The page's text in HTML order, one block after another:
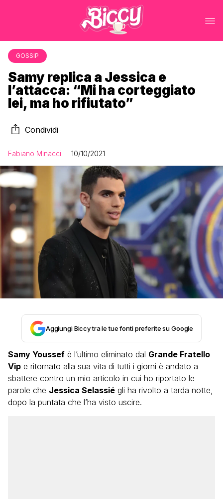
GOSSIP
Samy replica a Jessica e
l’attacca: “Mi ha corteggiato
lei, ma ho rifiutato”
Condividi
Fabiano Minacci 10/10/2021
Aggiungi Biccy tra le tue fonti preferite su Google
Samy Youssef è l’ultimo eliminato dal Grande Fratello
Vip e ritornato alla sua vita di tutti i giorni è andato a
sbattere contro un mio articolo in cui ho riportato le
parole che Jessica Selassié gli ha rivolto a tarda notte,
dopo la puntata che l’ha visto uscire.